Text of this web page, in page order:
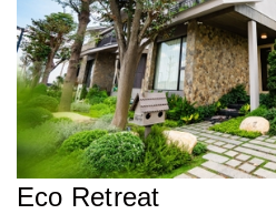
Eco Retreat